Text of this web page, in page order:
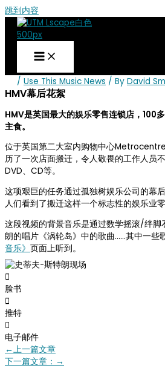
跳到内容
/ Use This Music News / By David
HMV幕后花絮
HMV是英国最大的娱乐零售连锁店，100
主食。
位于英国第二大室内购物中心
历了一次店面搬迁，令人敬畏的工作人员
DVD、CD等。
这项艰巨的任务通过孤独树娱乐公司的幕
人们看到了搬迁这样一个标志性的娱乐业
这段视频的背景音乐是通过数学摇滚/绊
朗的唱片《涡轮岛》中的歌曲......其中一些
音乐》 页面上听到。
脸书
推特
电子邮件
←上一篇文章
下一篇文章： →